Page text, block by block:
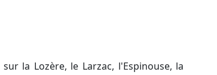
la Lozère, le Larzac, l'Espinouse, la